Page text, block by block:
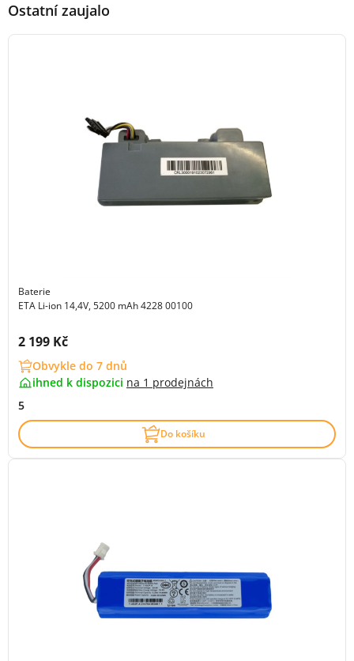
Ostatní zaujalo
Baterie
ETA Li-ion 14,4V, 5200 mAh 4228 00100
Cena s DPH:
2 199 Kč
Obvykle do 7 dnů
ihned k dispozici na 1 prodejnách
5
Do košíku